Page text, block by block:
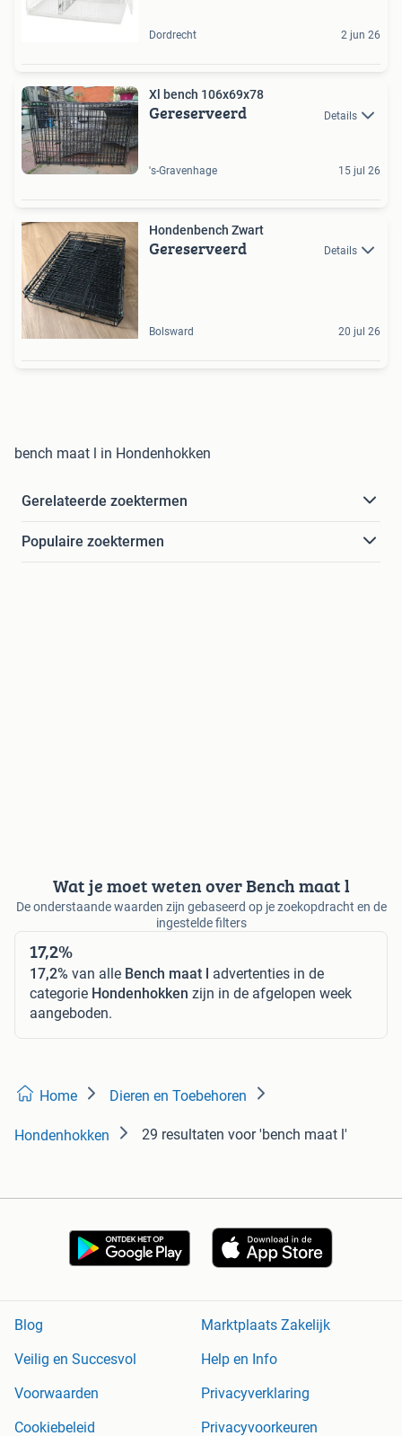
Dordrecht 2 jun 26
Xl bench 106x69x78
Gereserveerd Details
's-Gravenhage 15 jul 26
Hondenbench Zwart
Gereserveerd Details
Bolsward 20 jul 26
bench maat l in Hondenhokken
Gerelateerde zoektermen
Populaire zoektermen
Wat je moet weten over Bench maat l
De onderstaande waarden zijn gebaseerd op je zoekopdracht en de
ingestelde filters
17,2%
17,2% van alle Bench maat l advertenties in de
categorie Hondenhokken zijn in de afgelopen week
aangeboden.
Home Dieren en Toebehoren
Hondenhokken 29 resultaten voor 'bench maat l'
Blog
Marktplaats Zakelijk
Veilig en Succesvol
Help en Info
Voorwaarden
Privacyverklaring
Cookiebeleid
Privacyvoorkeuren